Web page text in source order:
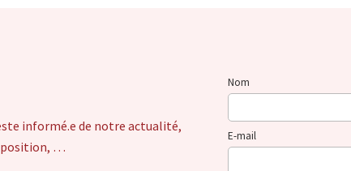
informé.e de notre actualité,
position, …
Nom
E-mail